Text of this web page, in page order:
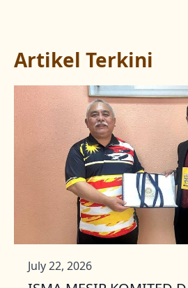
Artikel Terkini
July 22, 2026